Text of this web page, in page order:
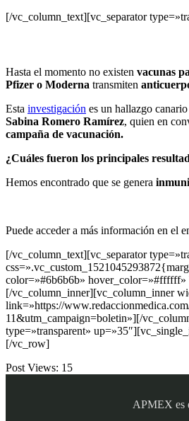
[/vc_column_text][vc_separator
Hasta el momento no existen vacunas
Pfizer o Moderna transmiten
Esta investigación es un hallazgo
Sabina Romero Ramírez, quien en
campaña de vacunación.
¿Cuáles fueron los principales
Hemos encontrado que se genera
Puede acceder a más información en el
[/vc_column_text][vc_separator
color=»#6b6b6b» hover_color=»#ffffff»
[/vc_column_inner][vc_column_inner
link=»https://
11&utm_campaign=boletin»][/
type=»transparent»
[/vc_row]
Post Views: 15
APMEX es